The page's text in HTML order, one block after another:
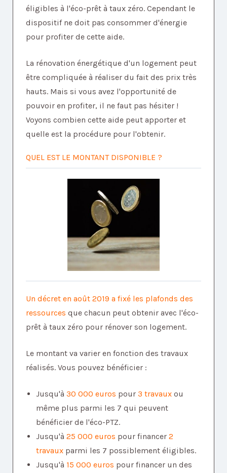
éligibles à l'éco-prêt à taux zéro. Cependant le
dispositif ne doit pas consommer d'énergie
pour profiter de cette aide.
La rénovation énergétique d'un logement peut
être compliquée à réaliser du fait des prix très
hauts. Mais si vous avez l'opportunité de
pouvoir en profiter, il ne faut pas hésiter !
Voyons combien cette aide peut apporter et
quelle est la procédure pour l'obtenir.
QUEL EST LE MONTANT DISPONIBLE ?
Un décret en août 2019 a fixé les plafonds des
ressources que chacun peut obtenir avec l'éco-
prêt à taux zéro pour rénover son logement.
Le montant va varier en fonction des travaux
réalisés. Vous pouvez bénéficier :
Jusqu'à 30 000 euros pour 3 travaux ou
même plus parmi les 7 qui peuvent
bénéficier de l'éco-PTZ.
Jusqu'à 25 000 euros pour financer 2
travaux parmi les 7 possiblement éligibles.
Jusqu'à 15 000 euros pour financer un des